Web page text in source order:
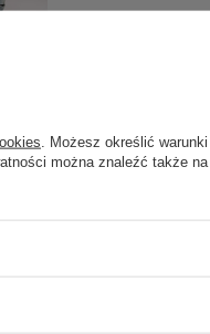
. Możesz określić
można znaleźć także